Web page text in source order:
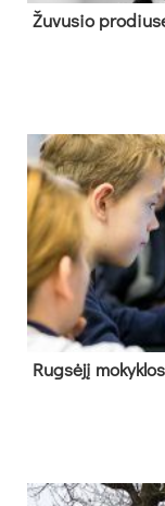
Žu­vu­sio
Rug­sė­jį